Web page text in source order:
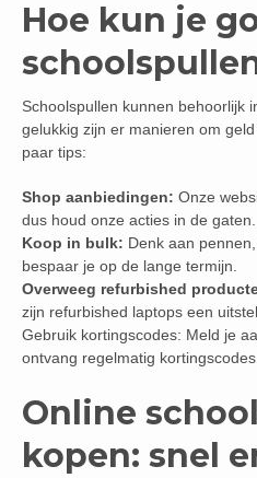
Hoe kun je
Schoolspullen kunnen behoorlijk
gelukkig zijn er manieren om
paar tips:
Shop aanbiedingen: Onze
dus houd onze acties in de gaten.
Koop in bulk: Denk aan
bespaar je op de lange termijn.
Overweeg refurbished
zijn refurbished laptops een
Gebruik kortingscodes: Meld je
ontvang regelmatig
Online
kopen: snel